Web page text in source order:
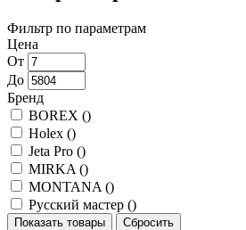
Фильтр по параметрам
Цена
От
До
Бренд
BOREX ()
Holex ()
Jeta Pro ()
MIRKA ()
MONTANA ()
Русский мастер ()
Показать товары Сбросить